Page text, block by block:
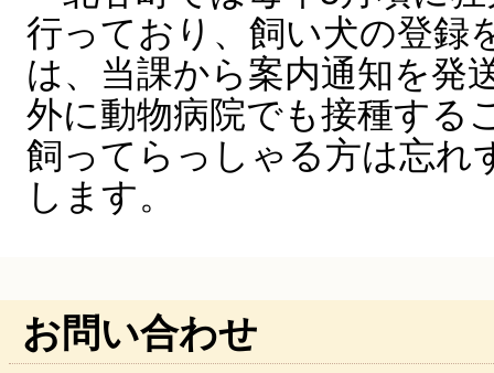
行っており、飼い犬の登録
は、当課から案内通知を発
外に動物病院でも接種する
飼ってらっしゃる方は忘れ
します。
お問い合わせ